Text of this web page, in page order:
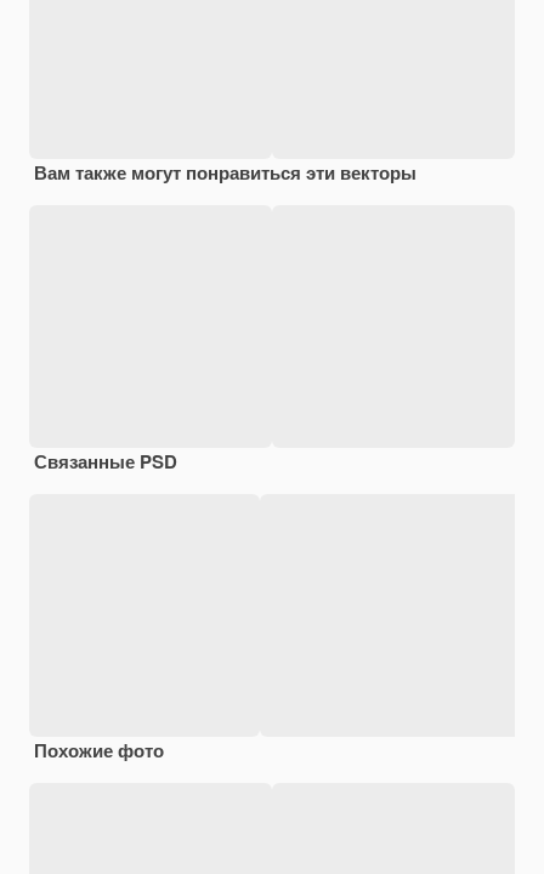
Вам также могут понравиться эти векторы
Связанные PSD
Похожие фото